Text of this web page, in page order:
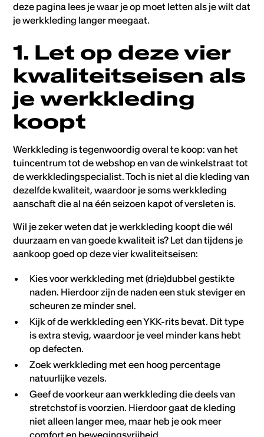
deze pagina lees je waar je op moet letten als je wilt dat
je werkkleding langer meegaat.
1. Let op deze vier
kwaliteitseisen als
je werkkleding
koopt
Werkkleding is tegenwoordig overal te koop: van het
tuincentrum tot de webshop en van de winkelstraat tot
de werkkledingspecialist. Toch is niet al die kleding van
dezelfde kwaliteit, waardoor je soms werkkleding
aanschaft die al na één seizoen kapot of versleten is.
Wil je zeker weten dat je werkkleding koopt die wél
duurzaam en van goede kwaliteit is? Let dan tijdens je
aankoop goed op deze vier kwaliteitseisen:
Kies voor werkkleding met (drie)dubbel gestikte
naden. Hierdoor zijn de naden een stuk steviger en
scheuren ze minder snel.
Kijk of de werkkleding een YKK-rits bevat. Dit type
is extra stevig, waardoor je veel minder kans hebt
op defecten.
Zoek werkkleding met een hoog percentage
natuurlijke vezels.
Geef de voorkeur aan werkkleding die deels van
stretchstof is voorzien. Hierdoor gaat de kleding
niet alleen langer mee, maar heb je ook meer
comfort en bewegingsvrijheid.